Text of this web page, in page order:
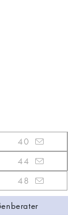
40
44
48